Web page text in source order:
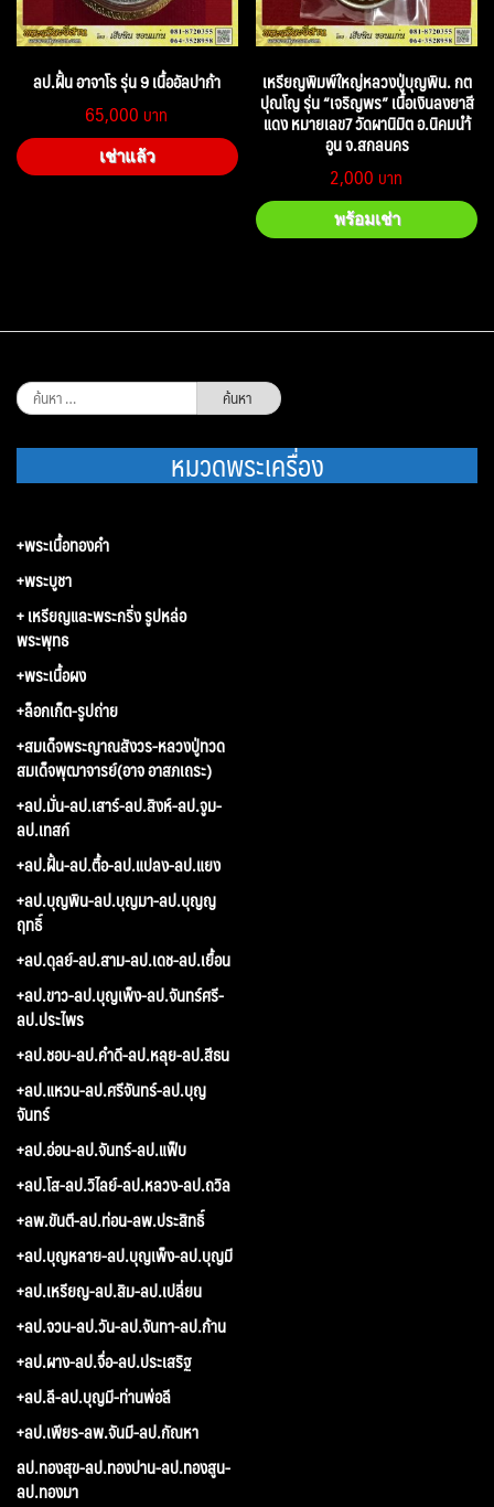
ลป.ฝั้น อาจาโร รุ่น 9 เนื้ออัลปาก้า
65,000
เช่าแล้ว
เหรียญพิมพ์ใหญ่หลวงปู่บุญพิน. กต
ปุณโญ รุ่น “เจริญพร” เนื้อเงินลงยาสี
แดง หมายเลข7 วัดผานิมิต อ.นิคมนำ้
อูน จ.สกลนคร
2,000
พร้อมเช่า
ค้นหา
สำหรับ:
หมวดพระเครื่อง
+พระเนื้อทองคำ
+พระบูชา
+ เหรียญและพระกริ่ง รูปหล่อ
พระพุทธ
+พระเนื้อผง
+ล็อกเก็ต-รูปถ่าย
+สมเด็จพระญาณสังวร-หลวงปู่ทวด
สมเด็จพุฒาจารย์(อาจ อาสภเถระ)
+ลป.มั่น-ลป.เสาร์-ลป.สิงห์-ลป.จูม-
ลป.เทสก์
+ลป.ฝั้น-ลป.ตื้อ-ลป.แปลง-ลป.แยง
+ลป.บุญพิน-ลป.บุญมา-ลป.บุญญ
ฤทธิ์
+ลป.ดุลย์-ลป.สาม-ลป.เดช-ลป.เยื้อน
+ลป.ขาว-ลป.บุญเพ็ง-ลป.จันทร์ศรี-
ลป.ประไพร
+ลป.ชอบ-ลป.คำดี-ลป.หลุย-ลป.สีธน
+ลป.แหวน-ลป.ศรีจันทร์-ลป.บุญ
จันทร์
+ลป.อ่อน-ลป.จันทร์-ลป.แฟ็บ
+ลป.โส-ลป.วิไลย์-ลป.หลวง-ลป.ถวิล
+ลพ.ขันตี-ลป.ท่อน-ลพ.ประสิทธิ์
+ลป.บุญหลาย-ลป.บุญเพ็ง-ลป.บุญมี
+ลป.เหรียญ-ลป.สิม-ลป.เปลี่ยน
+ลป.จวน-ลป.วัน-ลป.จันทา-ลป.ก้าน
+ลป.ผาง-ลป.จื่อ-ลป.ประเสริฐ
+ลป.ลี-ลป.บุญมี-ท่านพ่อลี
+ลป.เพียร-ลพ.จันมี-ลป.กัณหา
ลป.ทองสุข-ลป.ทองปาน-ลป.ทองสูน-
ลป.ทองมา